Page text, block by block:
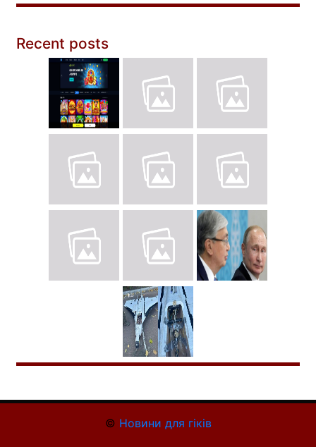
Recent posts
© Новини для гіків